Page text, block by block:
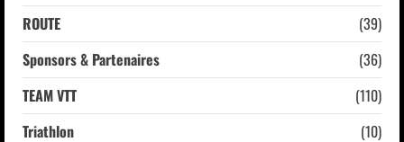
ROUTE
(39)
Sponsors & Partenaires
(36)
TEAM VTT
(110)
Triathlon
(10)